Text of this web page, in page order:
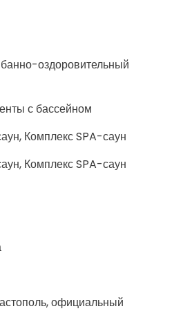
оздоровительный
с бассейном
Комплекс SPA-саун
Комплекс SPA-саун
официальный